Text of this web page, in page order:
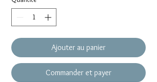
Ajouter au panier
Commander et payer